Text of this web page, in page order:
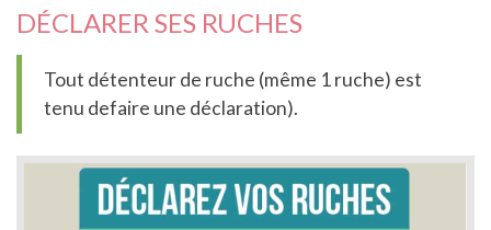
DÉCLARER SES RUCHES
Tout détenteur de ruche (même 1 ruche) est
tenu defaire une déclaration).